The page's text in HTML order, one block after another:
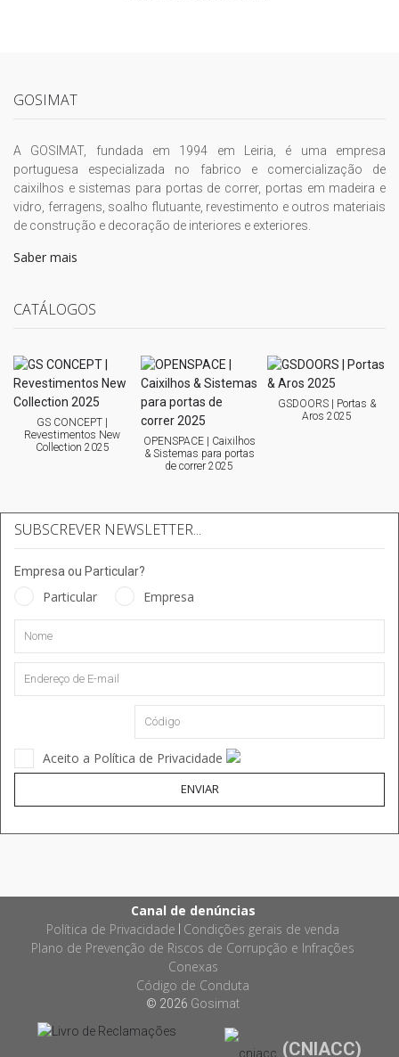
GOSIMAT
A GOSIMAT, fundada em 1994 em Leiria, é uma empresa
portuguesa especializada no fabrico e comercialização de
caixilhos e sistemas para portas de correr, portas em madeira e
vidro, ferragens, soalho flutuante, revestimento e outros materiais
de construção e decoração de interiores e exteriores.
Saber mais
CATÁLOGOS
GS CONCEPT |
Revestimentos New
Collection 2025
OPENSPACE | Caixilhos
& Sistemas para portas
de correr 2025
GSDOORS | Portas &
Aros 2025
SUBSCREVER NEWSLETTER...
Empresa ou Particular?
Particular Empresa
Aceito a Política de Privacidade
ENVIAR
Canal de denúncias
Política de Privacidade Condições gerais de venda
Plano de Prevenção de Riscos de Corrupção e Infrações
Conexas
Código de Conduta
© 2026 Gosimat
(CNIACC)